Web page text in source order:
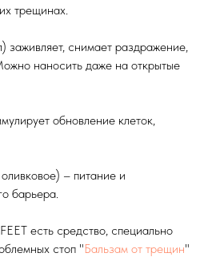
трещинах.
заживляет, снимает раздражение,
наносить даже на открытые
обновление клеток,
– питание и
барьера.
есть средство, специально
стоп "Бальзам от трещин"